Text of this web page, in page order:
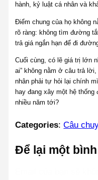
hành, kỷ luật cá nhân và
Điểm chung của họ không
rõ ràng: không tìm đường
trả giá ngắn hạn để đi
Cuối cùng, có lẽ giá trị lớn
ai” không nằm ở câu trả
nhân phải tự hỏi lại chính
hay đang xây một hệ
nhiều năm tới?
Categories:Câu
Để lại một